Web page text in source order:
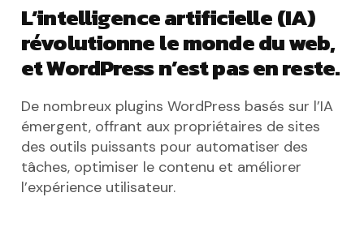
L’intelligence artificielle (IA)
révolutionne le monde du web,
et WordPress n’est pas en reste.
De nombreux plugins WordPress basés sur l’IA
émergent, offrant aux propriétaires de sites
des outils puissants pour automatiser des
tâches, optimiser le contenu et améliorer
l’expérience utilisateur.